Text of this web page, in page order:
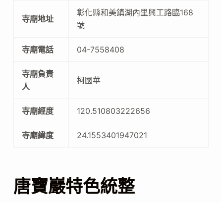
寺廟地址
彰化縣和美鎮湖內里興工路臨168
號
寺廟電話 04-7558408
寺廟負責
人
柯國華
寺廟經度 120.510803222656
寺廟緯度 24.1553401947021
唐寶巖特色統整